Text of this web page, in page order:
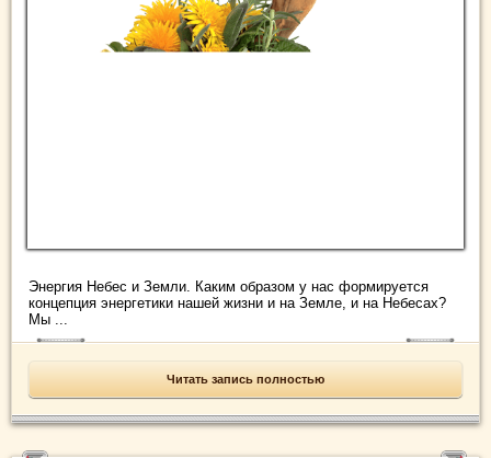
Энергия Небес и Земли. Каким образом у нас формируется
концепция энергетики нашей жизни и на Земле, и на Небесах?
Мы ...
Читать запись полностью